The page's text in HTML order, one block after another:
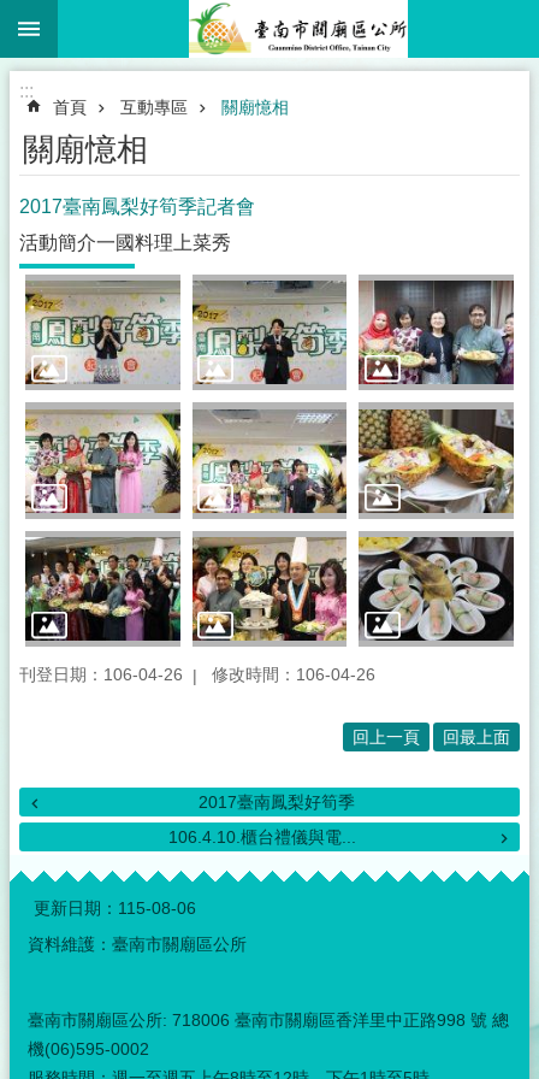
跳到主要內容區塊
:::
首頁 互動專區 關廟憶相
關廟憶相
2017臺南鳳梨好筍季記者會
活動簡介一國料理上菜秀
刊登日期：106-04-26 修改時間：106-04-26
回上一頁 回最上面
2017臺南鳳梨好筍季
106.4.10.櫃台禮儀與電...
:::
更新日期： 115-08-06
資料維護：臺南市關廟區公所
臺南市關廟區公所: 718006 臺南市關廟區香洋里中正路998 號 總
機(06)595-0002